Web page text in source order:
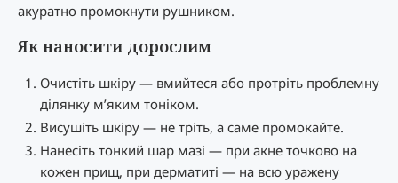
акуратно промокнути рушником.
Як наносити дорослим
Очистіть шкіру — вмийтеся або протріть проблемну
ділянку м’яким тоніком.
Висушіть шкіру — не тріть, а саме промокайте.
Нанесіть тонкий шар мазі — при акне точково на
кожен прищ, при дерматиті — на всю уражену